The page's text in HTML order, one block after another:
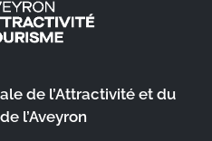
de l’Attractivité et du
l’Aveyron